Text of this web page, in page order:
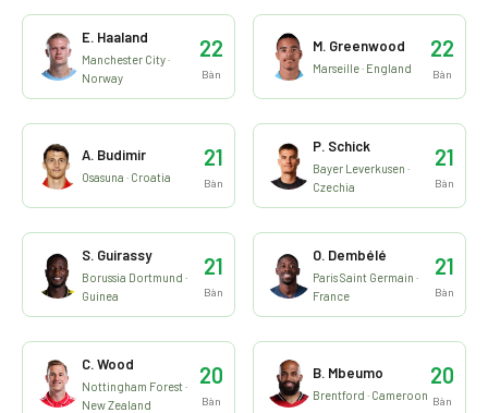
E. Haaland
Manchester City ·
Norway
22
Bàn
M. Greenwood
Marseille · England
22
Bàn
A. Budimir
Osasuna · Croatia
21
Bàn
P. Schick
Bayer Leverkusen ·
Czechia
21
Bàn
S. Guirassy
Borussia Dortmund ·
Guinea
21
Bàn
O. Dembélé
Paris Saint Germain ·
France
21
Bàn
C. Wood
Nottingham Forest ·
New Zealand
20
Bàn
B. Mbeumo
Brentford · Cameroon
20
Bàn